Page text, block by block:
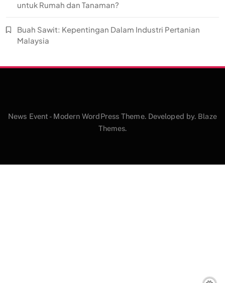
untuk Rumah dan Tanaman?
Buah Sawit: Kepentingan Dalam Industri Pertanian
Malaysia
News Event - Modern WordPress Theme. Developed by. Blaze
Themes.